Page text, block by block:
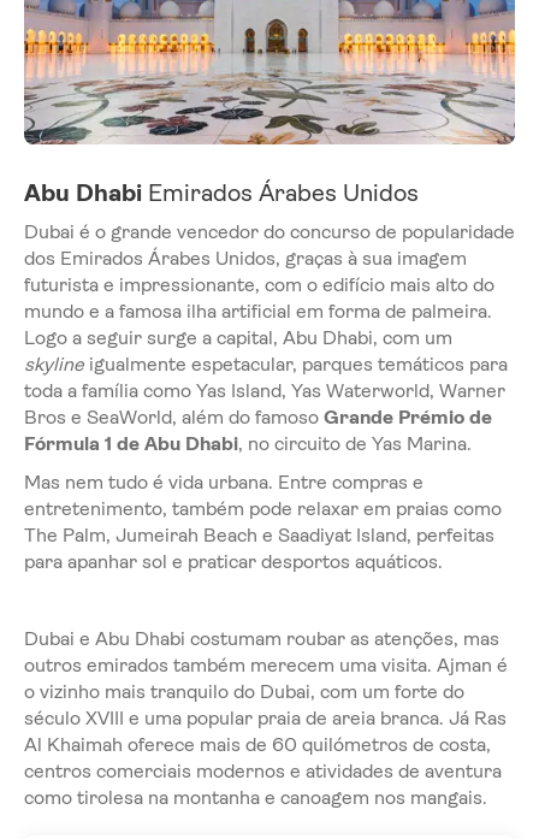
Abu Dhabi Emirados Árabes Unidos
Dubai é o grande vencedor do concurso de popularidade
dos Emirados Árabes Unidos, graças à sua imagem
futurista e impressionante, com o edifício mais alto do
mundo e a famosa ilha artificial em forma de palmeira.
Logo a seguir surge a capital, Abu Dhabi, com um
skyline igualmente espetacular, parques temáticos para
toda a família como Yas Island, Yas Waterworld, Warner
Bros e SeaWorld, além do famoso Grande Prémio de
Fórmula 1 de Abu Dhabi, no circuito de Yas Marina.
Mas nem tudo é vida urbana. Entre compras e
entretenimento, também pode relaxar em praias como
The Palm, Jumeirah Beach e Saadiyat Island, perfeitas
para apanhar sol e praticar desportos aquáticos.
Dubai e Abu Dhabi costumam roubar as atenções, mas
outros emirados também merecem uma visita. Ajman é
o vizinho mais tranquilo do Dubai, com um forte do
século XVIII e uma popular praia de areia branca. Já Ras
Al Khaimah oferece mais de 60 quilómetros de costa,
centros comerciais modernos e atividades de aventura
como tirolesa na montanha e canoagem nos mangais.